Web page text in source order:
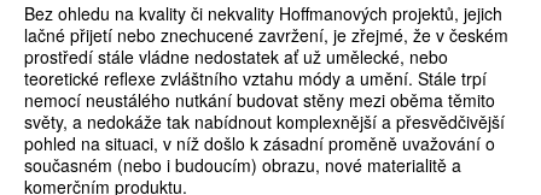
Bez ohledu na kvality či nekvality Hoffmanových projektů, jejich
lačné přijetí nebo znechucené zavržení, je zřejmé, že v českém
prostředí stále vládne nedostatek ať už umělecké, nebo
teoretické reflexe zvláštního vztahu módy a umění. Stále trpí
nemocí neustálého nutkání budovat stěny mezi oběma těmito
světy, a nedokáže tak nabídnout komplexnější a přesvědčivější
pohled na situaci, v níž došlo k zásadní proměně uvažování o
současném (nebo i budoucím) obrazu, nové materialitě a
komerčním produktu.